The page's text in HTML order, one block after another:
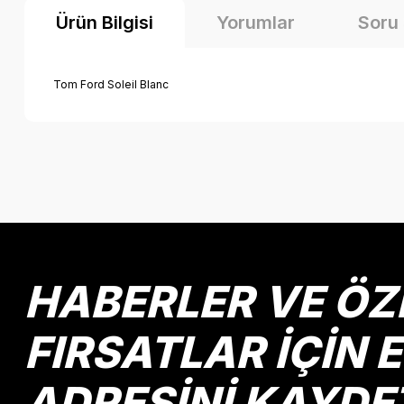
Ürün Bilgisi Yorumlar Soru
Tom Ford Soleil Blanc
Ürün resmi kalitesiz, bozuk veya görüntülenemiyor.
Ürün fiyatı diğer sitelerden daha pahalı.
HABERLER VE
FIRSATLAR İÇİN